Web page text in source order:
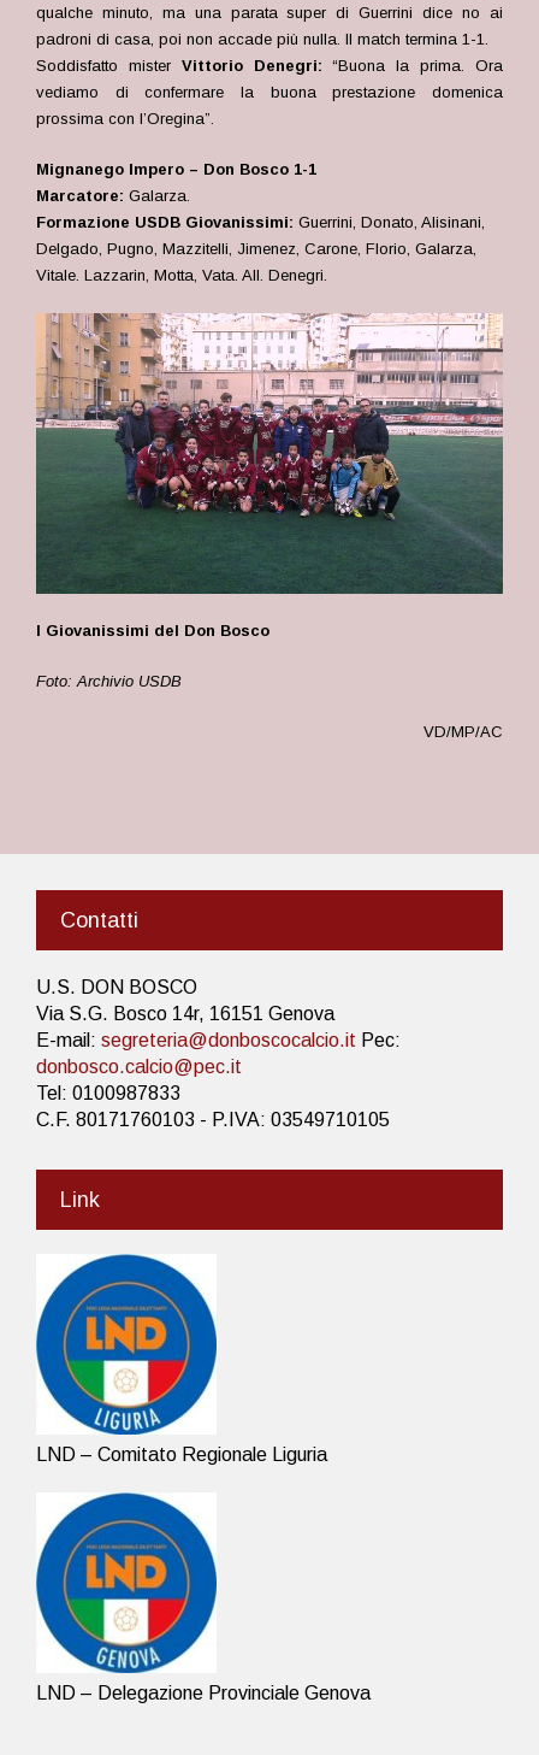
qualche minuto, ma una parata super di Guerrini dice no ai
padroni di casa, poi non accade più nulla. Il match termina 1-1.
Soddisfatto mister Vittorio Denegri:“Buona la prima. Ora
vediamo di confermare la buona prestazione domenica
prossima con l’Oregina”.
Mignanego Impero – Don Bosco 1-1
Marcatore: Galarza.
Formazione USDB Giovanissimi: Guerrini, Donato, Alisinani,
Delgado, Pugno, Mazzitelli, Jimenez, Carone, Florio, Galarza,
Vitale. Lazzarin, Motta, Vata. All. Denegri.
I Giovanissimi del Don Bosco
Foto: Archivio USDB
VD/MP/AC
Contatti
U.S. DON BOSCO
Via S.G. Bosco 14r, 16151 Genova
E-mail: segreteria@donboscocalcio.it Pec:
donbosco.calcio@pec.it
Tel: 0100987833
C.F. 80171760103 - P.IVA: 03549710105
Link
LND – Comitato Regionale Liguria
LND – Delegazione Provinciale Genova